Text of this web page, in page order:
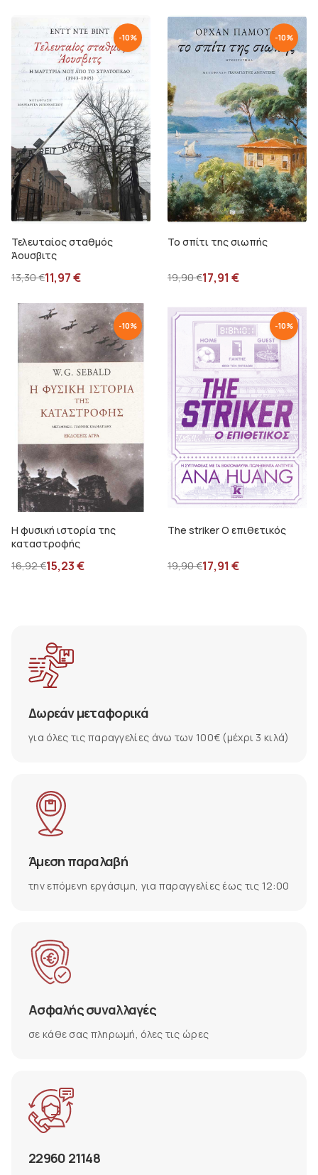
-10%
Τελευταίος σταθμός
Άουσβιτς
13,30€11,97€
-10%
Το σπίτι της σιωπής
19,90€17,91 €
-10%
Η φυσική ιστορία της
καταστροφής
16,92€15,23€
-10%
The striker Ο επιθετικός
19,90€17,91 €
Δωρεάν μεταφορικά
για όλες τις παραγγελίες άνω των 100€ (μέχρι 3 κιλά)
Άμεση παραλαβή
την επόμενη εργάσιμη, για παραγγελίες έως τις 12:00
Ασφαλής συναλλαγές
σε κάθε σας πληρωμή, όλες τις ώρες
22960 21148